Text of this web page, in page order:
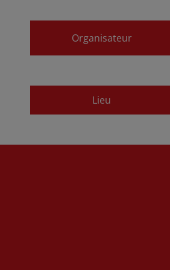
Organisateur
Lieu